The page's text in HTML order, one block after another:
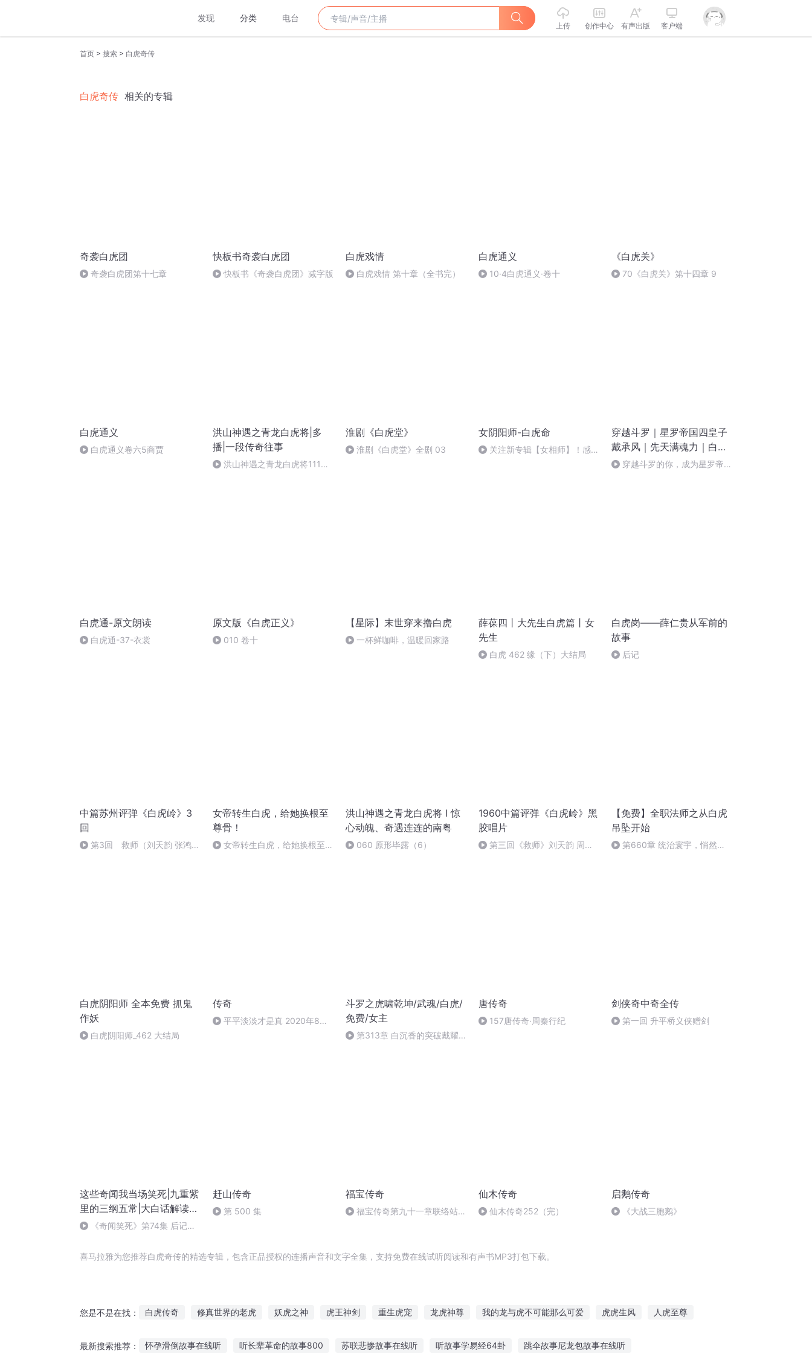
发现 分类 电台
上传 创作中心 有声出版 客户端
首页 > 搜索 > 白虎奇传
白虎奇传 相关的专辑
奇袭白虎团
奇袭白虎团第十七章
快板书奇袭白虎团
快板书《奇袭白虎团》减字版
白虎戏情
白虎戏情 第十章（全书完）
白虎通义
10·4白虎通义·卷十
《白虎关》
70《白虎关》第十四章 9
白虎通义
白虎通义卷六5商贾
洪山神遇之青龙白虎将|多
播|一段传奇往事
洪山神遇之青龙白虎将111此
淮剧《白虎堂》
淮剧《白虎堂》全剧 03
女阴阳师-白虎命
关注新专辑【女相师】！感谢
穿越斗罗｜星罗帝国四皇子
戴承风｜先天满魂力｜白虎
武魂传奇
穿越斗罗的你，成为星罗帝国
白虎通-原文朗读
白虎通-37-衣裳
原文版《白虎正义》
010 卷十
【星际】末世穿来撸白虎
一杯鲜咖啡，温暖回家路
薛葆四丨大先生白虎篇丨女
先生
白虎 462 缘（下）大结局
白虎岗——薛仁贵从军前的
故事
后记
中篇苏州评弹《白虎岭》3
回
第3回 救师（刘天韵 张鸿声
女帝转生白虎，给她换根至
尊骨！
女帝转生白虎，给她换根至尊
洪山神遇之青龙白虎将 I 惊
心动魄、奇遇连连的南粤
060 原形毕露（6）
1960中篇评弹《白虎岭》黑
胶唱片
第三回《救师》刘天韵 周云
【免费】全职法师之从白虎
吊坠开始
第660章 统治寰宇，悄然落
白虎阴阳师 全本免费 抓鬼
作妖
白虎阴阳师_462 大结局
传奇
平平淡淡才是真 2020年8月3
斗罗之虎啸乾坤/武魂/白虎/
免费/女主
第313章 白沉香的突破戴耀
唐传奇
157唐传奇·周秦行纪
剑侠奇中奇全传
第一回 升平桥义侠赠剑
这些奇闻我当场笑死|九重紫
里的三纲五常|大白话解读白
虎通德论
《奇闻笑死》第74集 后记
赶山传奇
第 500 集
福宝传奇
福宝传奇第九十一章联络站
仙木传奇
仙木传奇252（完）
启鹅传奇
《大战三胞鹅》
喜马拉雅为您推荐白虎奇传的精选专辑，包含正品授权的连播声音和文字全集，支持免费在线试听阅读和有声书MP3打包下载。
您是不是在找： 白虎传奇 修真世界的老虎 妖虎之神 虎王神剑 重生虎宠 龙虎神尊 我的龙与虎不可能那么可爱 虎虎生风 人虎至尊
最新搜索推荐： 怀孕滑倒故事在线听 听长辈革命的故事800 苏联悲惨故事在线听 听故事学易经64卦 跳伞故事尼龙包故事在线听